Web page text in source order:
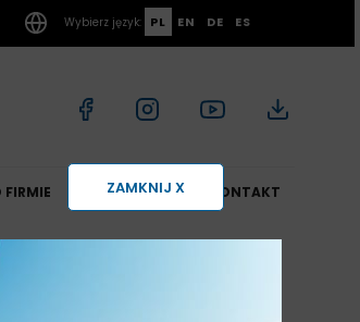
Wybierz język: PL EN DE ES
KONTAKT
AKTUALNOŚCI
FIRMIE ZAMKNIJ X